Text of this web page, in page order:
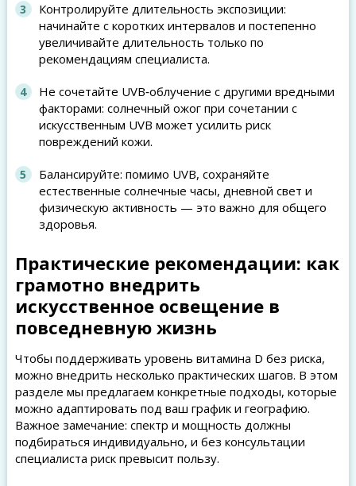
Контролируйте длительность экспозиции:
начинайте с коротких интервалов и постепенно
увеличивайте длительность только по
рекомендациям специалиста.
Не сочетайте UVB‑облучение с другими вредными
факторами: солнечный ожог при сочетании с
искусственным UVB может усилить риск
повреждений кожи.
Балансируйте: помимо UVB, сохраняйте
естественные солнечные часы, дневной свет и
физическую активность — это важно для общего
здоровья.
Практические рекомендации: как
грамотно внедрить
искусственное освещение в
повседневную жизнь
Чтобы поддерживать уровень витамина D без риска,
можно внедрить несколько практических шагов. В этом
разделе мы предлагаем конкретные подходы, которые
можно адаптировать под ваш график и географию.
Важное замечание: спектр и мощность должны
подбираться индивидуально, и без консультации
специалиста риск превысит пользу.